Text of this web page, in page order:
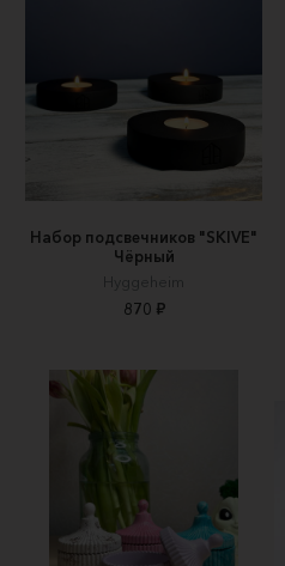
Набор подсвечников "SKIVE"
Чёрный
Hyggeheim
870 ₽